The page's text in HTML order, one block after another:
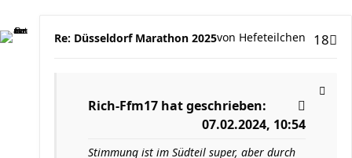
Re: Düsseldorf Marathon 2025 18
von Hefeteilchen
Rich-Ffm17 hat geschrieben:
07.02.2024, 10:54
Stimmung ist im Südteil super, aber durch